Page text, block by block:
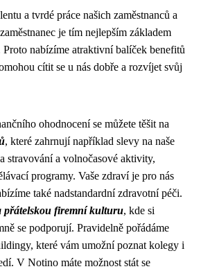
a tvrdé práce našich zaměstnanců a
je tím nejlepším základem
nabízíme atraktivní balíček benefitů
cítit se u nás dobře a rozvíjet svůj
ohodnocení se můžete těšit na
, které zahrnují například slevy na naše
stravování a volnočasové aktivity,
programy. Vaše zdraví je pro nás
také nadstandardní zdravotní péči.
přátelskou firemní kulturu, kde si
se podporují. Pravidelně pořádáme
které vám umožní poznat kolegy i
V Notino máte možnost stát se